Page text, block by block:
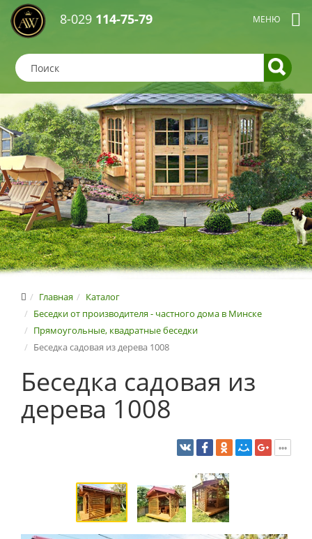
8-029 114-75-79
Главная
Каталог
Беседки от производителя - частного дома в Минске
Прямоугольные, квадратные беседки
Беседка садовая из дерева 1008
Беседка садовая из
дерева 1008